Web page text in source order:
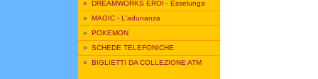
» DREAMWORKS EROI - Esselunga
» MAGIC - L'adunanza
» POKEMON
» SCHEDE TELEFONICHE
» BIGLIETTI DA COLLEZIONE ATM